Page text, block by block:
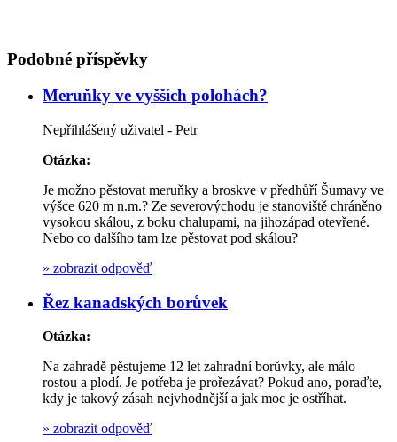
Podobné příspěvky
Meruňky ve vyšších polohách?
Nepřihlášený uživatel - Petr
Otázka:
Je možno pěstovat meruňky a broskve v předhůří Šumavy ve
výšce 620 m n.m.? Ze severovýchodu je stanoviště chráněno
vysokou skálou, z boku chalupami, na jihozápad otevřené.
Nebo co dalšího tam lze pěstovat pod skálou?
» zobrazit odpověď
Řez kanadských borůvek
Otázka:
Na zahradě pěstujeme 12 let zahradní borůvky, ale málo
rostou a plodí. Je potřeba je prořezávat? Pokud ano, poraďte,
kdy je takový zásah nejvhodnější a jak moc je ostříhat.
» zobrazit odpověď